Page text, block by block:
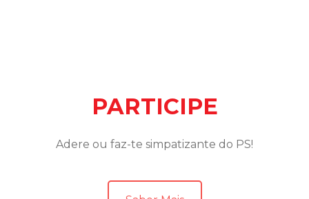
PARTICIPE
Adere ou faz-te simpatizante do PS!